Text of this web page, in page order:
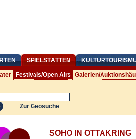
SPIELSTÄTTEN
Festivals/Open Airs Galerien/
Zur Geosuche
SOHO IN OTTAKRING